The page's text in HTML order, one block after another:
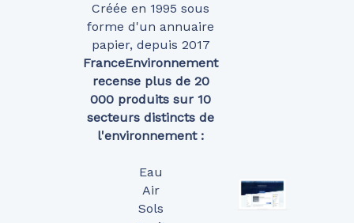
Créée en 1995 sous
forme d'un annuaire
papier, depuis 2017
FranceEnvironnement
recense plus de 20
000 produits sur 10
secteurs distincts de
l'environnement :
Eau
Air
Sols